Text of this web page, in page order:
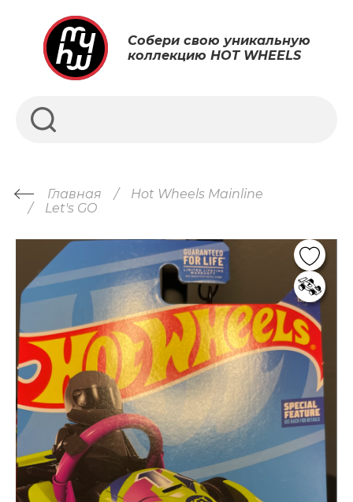
Собери свою уникальную
коллекцию HOT WHEELS
Главная
Hot Wheels Mainline
Let's GO